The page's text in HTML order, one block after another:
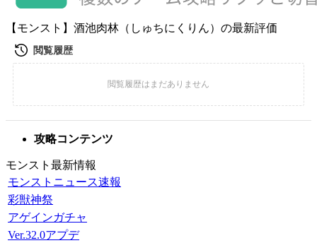
【モンスト】酒池肉林（しゅちにくりん）の最新評価
攻略コンテンツ
モンスト最新情報
モンストニュース速報
彩獣神祭
アゲインガチャ
Ver.32.0アプデ